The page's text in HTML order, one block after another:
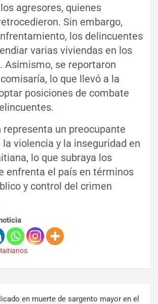
agresores, quienes
Sin embargo,
los delincuentes
varias viviendas en los
Asimismo, se reportaron
lo que llevó a la
posiciones de combate
representa un preocupante
violencia y la inseguridad en
lo que subraya los
enfrenta el país en términos
y control del crimen
en muerte de sargento mayor en el